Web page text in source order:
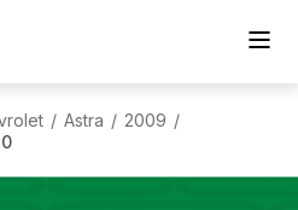
/ Astra / 2009 /